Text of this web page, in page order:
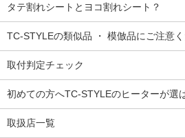
タテ割れシートとヨコ割れシート？
TC-STYLEの類似品 ・ 模倣品にご注意
取付判定チェック
初めての方へTC-STYLEのヒーターが選
取扱店一覧